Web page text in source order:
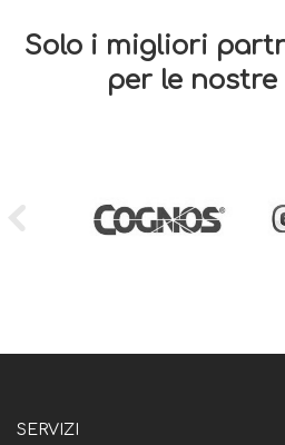
Solo i migliori
per le
SERVIZI